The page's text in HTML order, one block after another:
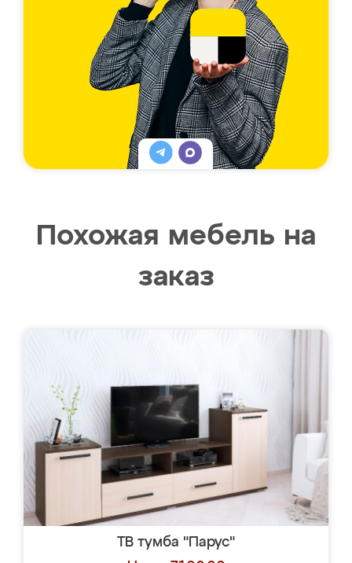
Похожая мебель на
заказ
ТВ тумба "Парус"